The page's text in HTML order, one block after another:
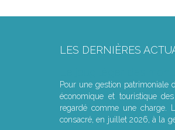
LES DERNIÈRES
Pour une gestion patrimoniale
économique et touristique
regardé comme une charge.
consacré, en juillet 2026, à la